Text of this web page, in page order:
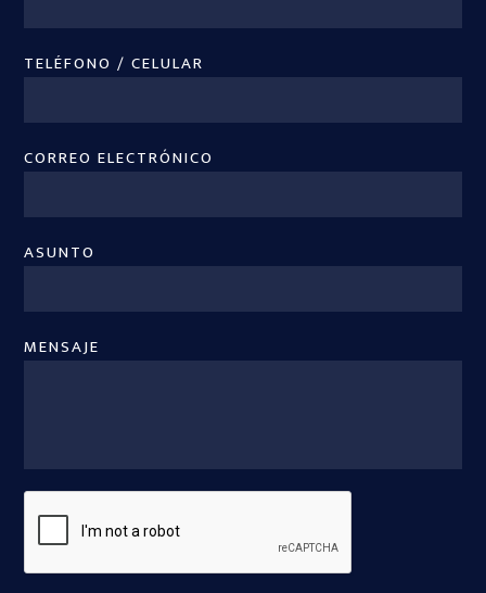
TELÉFONO / CELULAR
CORREO ELECTRÓNICO
ASUNTO
MENSAJE